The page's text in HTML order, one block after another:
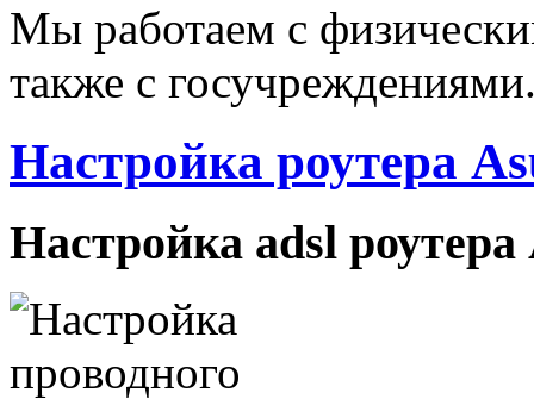
Мы работаем с
также с
Настройка роутера
Настройка adsl